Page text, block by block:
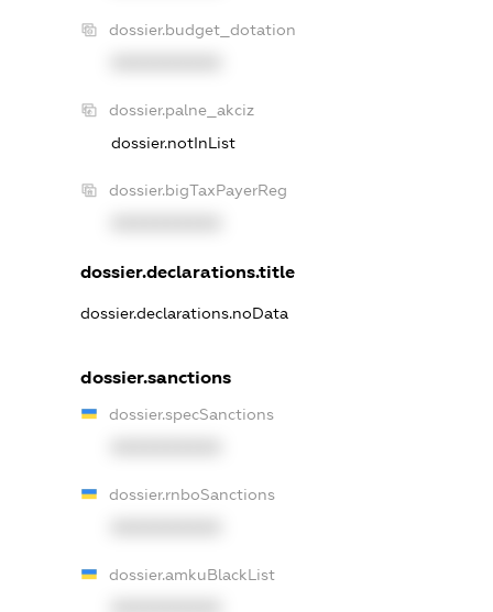
dossier.budget_dotation
dossier.palne_akciz
dossier.notInList
dossier.bigTaxPayerReg
dossier.declarations.title
dossier.declarations.noData
dossier.sanctions
dossier.specSanctions
dossier.rnboSanctions
dossier.amkuBlackList